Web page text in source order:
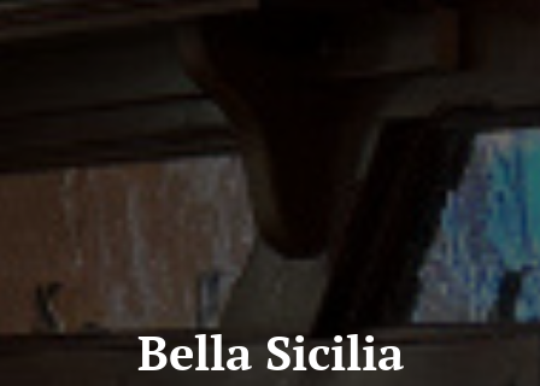
Bella Sicilia